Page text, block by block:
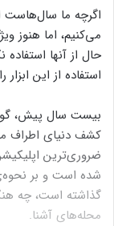
اگرچه ما سال‌هاست
می‌کنیم، اما هنوز
حال از آنها
استفاده از این
بیست سال پیش،
کشف دنیای اطراف ما
شده است و بر
گذاشته است، چه
محله‌های آشنا.